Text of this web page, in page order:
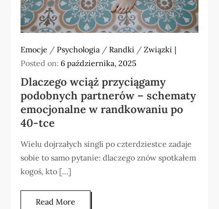
Emocje / Psychologia / Randki /Związki
Posted on: 6 października, 2025
Dlaczego wciąż przyciągamy
podobnych partnerów – schematy
emocjonalne w randkowaniu po
40-tce
Wielu dojrzałych singli po czterdziestce zadaje
sobie to samo pytanie: dlaczego znów spotkałem
kogoś, kto […]
Read More